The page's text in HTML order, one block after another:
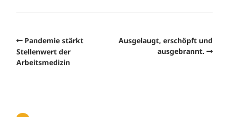
Pandemie stärkt
Stellenwert der
Arbeitsmedizin
Ausgelaugt, erschöpft und
ausgebrannt.